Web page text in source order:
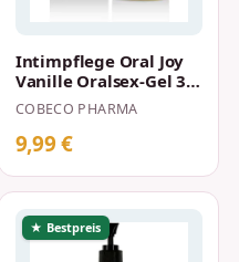
Intimpflege Oral Joy
Vanille Oralsex-Gel 30
ml
COBECO PHARMA
9,99 €
★ Bestpreis